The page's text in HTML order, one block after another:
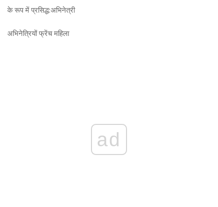
के रूप में प्रसिद्ध:अभिनेत्री
अभिनेत्रियोंफ्रेंच महिला
ad